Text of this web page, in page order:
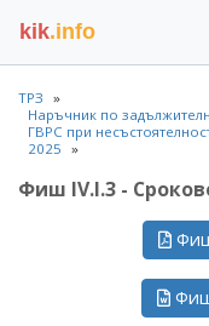
kik.info
ТРЗ
Наръчник по
ГВРС при
2025
Фиш IV.I.3 -
Фиш